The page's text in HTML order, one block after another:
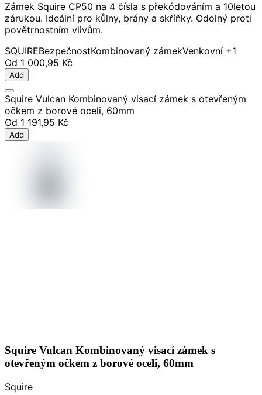
Zámek Squire CP50 na 4 čísla s překódováním a 10letou
zárukou. Ideální pro kůlny, brány a skříňky. Odolný proti
povětrnostním vlivům.
SQUIREBezpečnostKombinovaný zámekVenkovní +1
Od 1 000,95 Kč
Add
Squire Vulcan Kombinovaný visací zámek s otevřeným
očkem z borové oceli, 60mm
Od 1 191,95 Kč
Add
Squire Vulcan Kombinovaný visací zámek s
otevřeným očkem z borové oceli, 60mm
Squire